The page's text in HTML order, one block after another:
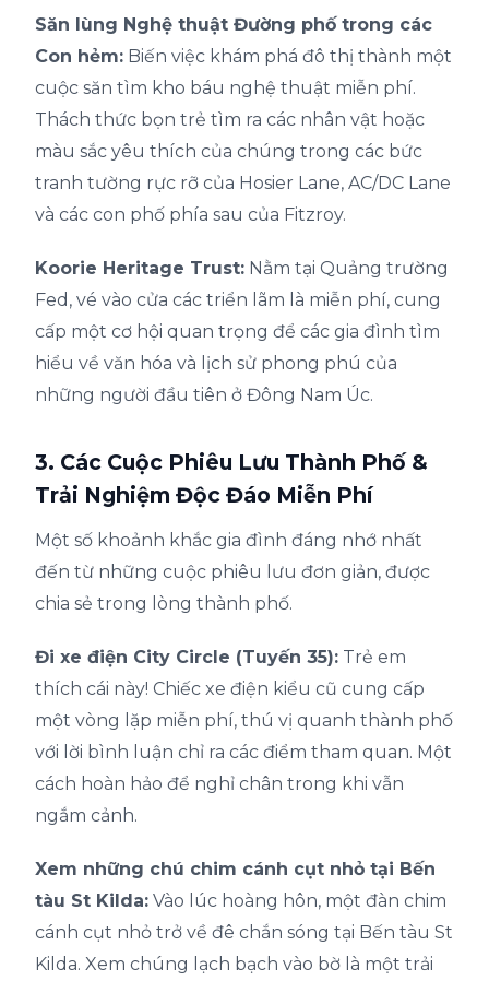
Săn lùng Nghệ thuật Đường phố trong các
Con hẻm: Biến việc khám phá đô thị thành một
cuộc săn tìm kho báu nghệ thuật miễn phí.
Thách thức bọn trẻ tìm ra các nhân vật hoặc
màu sắc yêu thích của chúng trong các bức
tranh tường rực rỡ của Hosier Lane, AC/DC Lane
và các con phố phía sau của Fitzroy.
Koorie Heritage Trust: Nằm tại Quảng trường
Fed, vé vào cửa các triển lãm là miễn phí, cung
cấp một cơ hội quan trọng để các gia đình tìm
hiểu về văn hóa và lịch sử phong phú của
những người đầu tiên ở Đông Nam Úc.
3. Các Cuộc Phiêu Lưu Thành Phố &
Trải Nghiệm Độc Đáo Miễn Phí
Một số khoảnh khắc gia đình đáng nhớ nhất
đến từ những cuộc phiêu lưu đơn giản, được
chia sẻ trong lòng thành phố.
Đi xe điện City Circle (Tuyến 35): Trẻ em
thích cái này! Chiếc xe điện kiểu cũ cung cấp
một vòng lặp miễn phí, thú vị quanh thành phố
với lời bình luận chỉ ra các điểm tham quan. Một
cách hoàn hảo để nghỉ chân trong khi vẫn
ngắm cảnh.
Xem những chú chim cánh cụt nhỏ tại Bến
tàu St Kilda: Vào lúc hoàng hôn, một đàn chim
cánh cụt nhỏ trở về đê chắn sóng tại Bến tàu St
Kilda. Xem chúng lạch bạch vào bờ là một trải